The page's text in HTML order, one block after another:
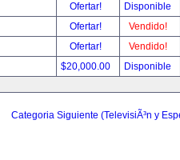
Ofertar!
Disponible
Ofertar!
Vendido!
Ofertar!
Vendido!
$20,000.00 Disponible
Categoria Siguiente (TelevisiÃ³n y